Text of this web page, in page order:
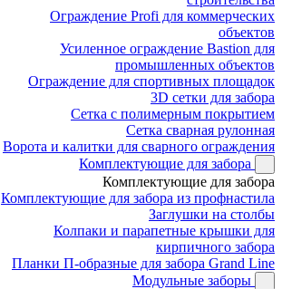
Ограждение Profi для коммерческих
объектов
Усиленное ограждение Bastion для
промышленных объектов
Ограждение для спортивных площадок
3D сетки для забора
Сетка с полимерным покрытием
Сетка сварная рулонная
Ворота и калитки для сварного ограждения
Комплектующие для забора
Комплектующие для забора
Комплектующие для забора из профнастила
Заглушки на столбы
Колпаки и парапетные крышки для
кирпичного забора
Планки П-образные для забора Grand Line
Модульные заборы